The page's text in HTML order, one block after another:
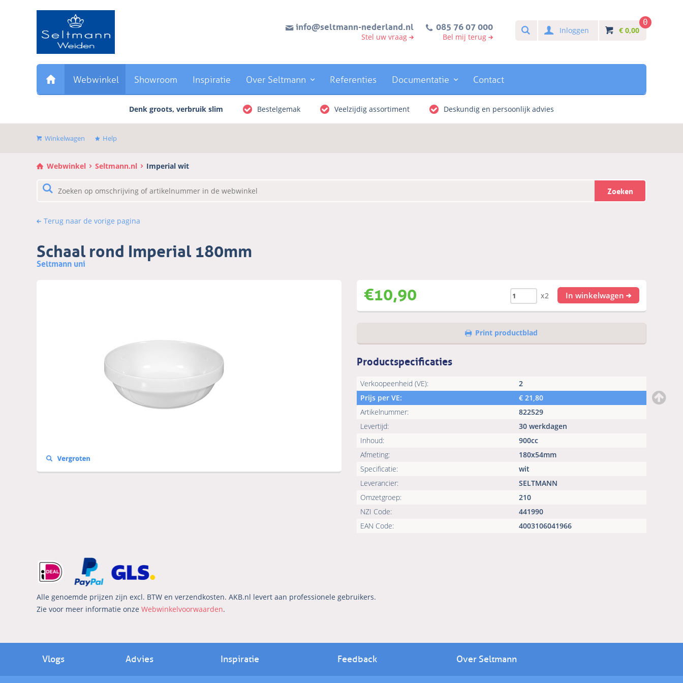
Direct
info@seltmann-nederland.nl
Stel uw vraag
085 76 07 000
Bel mij terug
SearchInloggen € 0,00
0
Webwinkel Showroom Inspiratie Over Seltmann Referenties Documentatie Contact
Denk groots, verbruik slim Bestelgemak Veelzijdig assortiment Deskundig en persoonlijk advies
Winkelwagen Help
Webwinkel Seltmann.nl Imperial wit
Zoeken
Terug naar de vorige pagina
Schaal rond Imperial 180mm
Seltmann uni
€10,90 x2 In winkelwagen
Print productblad
Productspecificaties
Verkoopeenheid (VE):
2
Prijs per VE:
€ 21,80
Artikelnummer:
822529
Levertijd:
30 werkdagen
Inhoud:
900cc
Afmeting:
180x54mm
Specificatie:
wit
Leverancier:
SELTMANN
Omzetgroep:
210
NZI Code:
441990
EAN Code:
4003106041966
Alle genoemde prijzen zijn excl. BTW en verzendkosten. AKB.nl levert aan professionele gebruikers.
Zie voor meer informatie onze Webwinkelvoorwaarden.
Vlogs Advies Inspiratie Feedback Over Seltmann